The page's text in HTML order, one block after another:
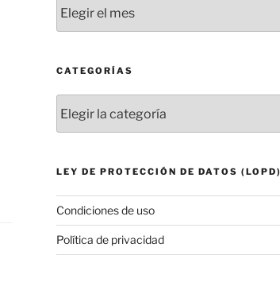
CATEGORÍAS
LEY DE PROTECCIÓN DE DATOS (LOPD)
Condiciones de uso
Política de privacidad